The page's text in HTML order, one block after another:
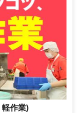
軽作業)